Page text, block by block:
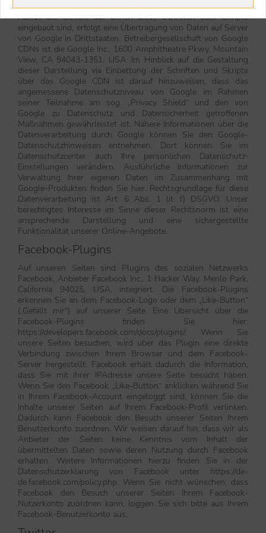
Google bereitgestellten Content Delivery Network. Beim
Aufruf der Seiten, auf denen diese Schriften oder Skripte
eingebaut sind, erfolgt eine Übertragung von Daten auf Server
von Google in Drittstaaten. Betreibergesellschaft von Google
CDNs ist die Google Inc., 1600 Amphitheatre Pkwy, Mountain
View, CA 94043-1351, USA. Im Hinblick auf die Gestaltung
dieser Darstellung via Einbettung der Schriften und Skripte
über das Google CDN ist darauf hinzuweisen, dass das
angemessene Datenschutzniveau von Google im Rahmen
seiner Teilnahme am sog. „Privacy Shield“ und den von
Google zu Datenschutz und Datensicherheit getroffenen
Maßnahmen gewährleistet ist. Nähere Informationen über die
Datenverarbeitung durch Google können Sie den Google-
Datenschutzhinweisen entnehmen. Dort können Sie im
Datenschutzcenter auch Ihre persönlichen Datenschutz-
Einstellungen verändern. Ausführliche Informationen zur
Verwaltung Ihrer eigenen Daten im Zusammenhang mit
Google-Produkten finden Sie hier. Rechtsgrundlage für diese
Datenverarbeitung ist Art. 6 Abs. 1 lit. f) DSGVO. Unser
berechtigtes Interesse im Sinne dieser Rechtsnorm ist eine
ansprechende Darstellung und eine sichergestellte
Funktionalität unserer Online-Angebote.
Facebook-Plugins
Auf unseren Seiten sind Plugins des sozialen Netzwerks
Facebook, Anbieter Facebook Inc., 1 Hacker Way, Menlo Park,
California 94025, USA, integriert. Die Facebook-Plugins
erkennen Sie an dem Facebook-Logo oder dem „Like-Button“
(„Gefällt mir“) auf unserer Seite. Eine Übersicht über die
Facebook-Plugins finden Sie hier:
https://developers.facebook.com/docs/plugins/. Wenn Sie
unsere Seiten besuchen, wird über das Plugin eine direkte
Verbindung zwischen Ihrem Browser und dem Facebook-
Server hergestellt. Facebook erhält dadurch die Information,
dass Sie mit Ihrer IPAdresse unsere Seite besucht haben.
Wenn Sie den Facebook „Like-Button“ anklicken während Sie
in Ihrem Facebook-Account eingeloggt sind, können Sie die
Inhalte unserer Seiten auf Ihrem Facebook-Profil verlinken.
Dadurch kann Facebook den Besuch unserer Seiten Ihrem
Benutzerkonto zuordnen. Wir weisen darauf hin, dass wir als
Anbieter der Seiten keine Kenntnis vom Inhalt der
übermittelten Daten sowie deren Nutzung durch Facebook
erhalten. Weitere Informationen hierzu finden Sie in der
Datenschutzerklärung von Facebook unter https://de-
de.facebook.com/policy.php. Wenn Sie nicht wünschen, dass
Facebook den Besuch unserer Seiten Ihrem Facebook-
Nutzerkonto zuordnen kann, loggen Sie sich bitte aus Ihrem
Facebook-Benutzerkonto aus.